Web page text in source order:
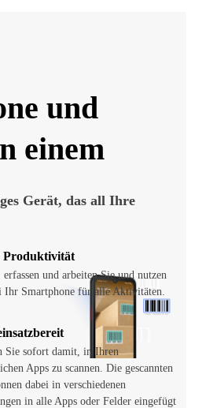
und
einem
Gerät, das all Ihre
Produktivität
erfassen und arbeiten Sie und nutzen
Ihr Smartphone für alle Aktivitäten.
Sie sofort damit, in Ihren
Apps zu scannen. Die gescannten
dabei in verschiedenen
in alle Apps oder Felder eingefügt